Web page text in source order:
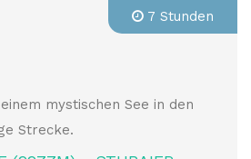
mystischen See in den
Strecke.
7 Stunden